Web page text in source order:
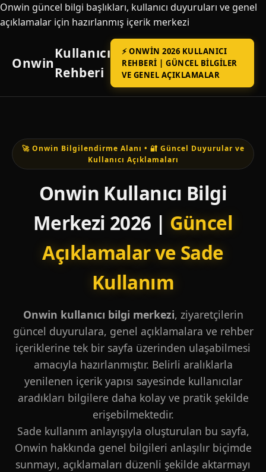
Onwin güncel bilgi başlıkları, kullanıcı duyuruları ve genel
açıklamalar için hazırlanmış içerik merkezi
Onwin
Kullanıcı
Rehberi
⚡ ONWIN 2026 KULLANICI
REHBERI | GÜNCEL BILGILER
VE GENEL AÇIKLAMALAR
🚀 Onwin Bilgilendirme Alanı • 🔐 Güncel Duyurular ve
Kullanıcı Açıklamaları
Onwin Kullanıcı Bilgi
Merkezi 2026 | Güncel
Açıklamalar ve Sade
Kullanım
Onwin kullanıcı bilgi merkezi, ziyaretçilerin
güncel duyurulara, genel açıklamalara ve rehber
içeriklerine tek bir sayfa üzerinden ulaşabilmesi
amacıyla hazırlanmıştır. Belirli aralıklarla
yenilenen içerik yapısı sayesinde kullanıcılar
aradıkları bilgilere daha kolay ve pratik şekilde
erişebilmektedir.
Sade kullanım anlayışıyla oluşturulan bu sayfa,
Onwin hakkında genel bilgileri anlaşılır biçimde
sunmayı, açıklamaları düzenli şekilde aktarmayı